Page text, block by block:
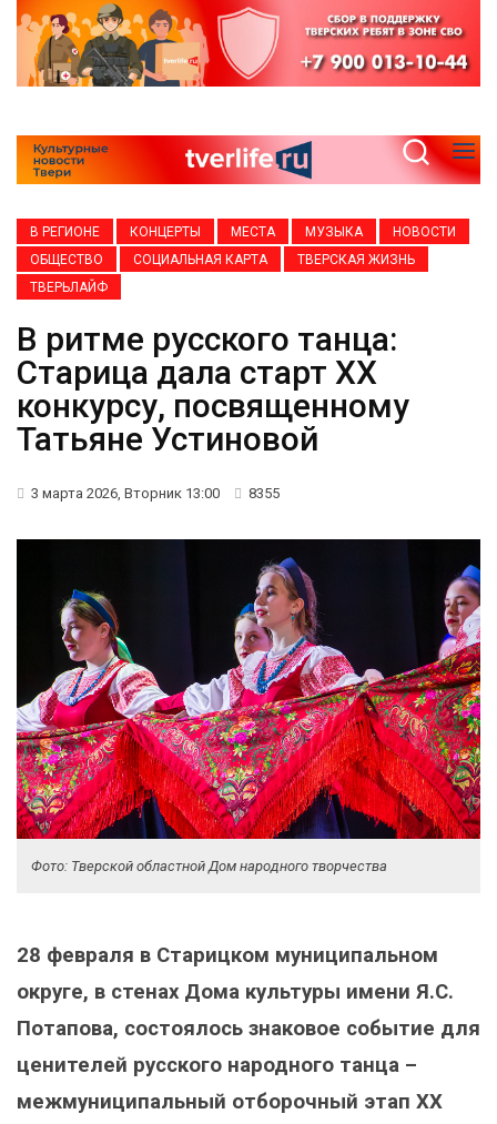
В РЕГИОНЕ КОНЦЕРТЫ МЕСТА МУЗЫКА
НОВОСТИ
ОБЩЕСТВО
СОЦИАЛЬНАЯ КАРТА
ТВЕРСКАЯ ЖИЗНЬ
ТВЕРЬЛАЙФ
В ритме русского танца:
Старица дала старт XX
конкурсу, посвященному
Татьяне Устиновой
3 марта 2026, Вторник 13:00 8355
Фото: Тверской областной Дом народного творчества
28 февраля в Старицком муниципальном
округе, в стенах Дома культуры имени Я.С.
Потапова, состоялось знаковое событие для
ценителей русского народного танца –
межмуниципальный отборочный этап XX